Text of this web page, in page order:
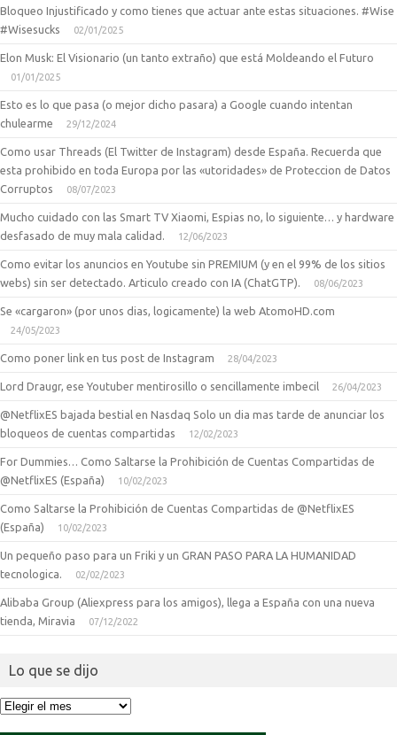
Bloqueo Injustificado y como tienes que actuar ante estas situaciones. #Wise
#Wisesucks
02/01/2025
Elon Musk: El Visionario (un tanto extraño) que está Moldeando el Futuro
01/01/2025
Esto es lo que pasa (o mejor dicho pasara) a Google cuando intentan
chulearme
29/12/2024
Como usar Threads (El Twitter de Instagram) desde España. Recuerda que
esta prohibido en toda Europa por las «utoridades» de Proteccion de Datos
Corruptos
08/07/2023
Mucho cuidado con las Smart TV Xiaomi, Espias no, lo siguiente… y hardware
desfasado de muy mala calidad.
12/06/2023
Como evitar los anuncios en Youtube sin PREMIUM (y en el 99% de los sitios
webs) sin ser detectado. Articulo creado con IA (ChatGTP).
08/06/2023
Se «cargaron» (por unos dias, logicamente) la web AtomoHD.com
24/05/2023
Como poner link en tus post de Instagram 28/04/2023
Lord Draugr, ese Youtuber mentirosillo o sencillamente imbecil 26/04/2023
@NetflixES bajada bestial en Nasdaq Solo un dia mas tarde de anunciar los
bloqueos de cuentas compartidas
12/02/2023
For Dummies… Como Saltarse la Prohibición de Cuentas Compartidas de
@NetflixES (España)
10/02/2023
Como Saltarse la Prohibición de Cuentas Compartidas de @NetflixES
(España)
10/02/2023
Un pequeño paso para un Friki y un GRAN PASO PARA LA HUMANIDAD
tecnologica.
02/02/2023
Alibaba Group (Aliexpress para los amigos), llega a España con una nueva
tienda, Miravia
07/12/2022
Lo que se dijo
Lo